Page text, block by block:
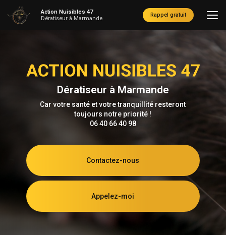
au
contenu
Action Nuisibles 47
Dératiseur à Marmande
Rappel gratuit
Dératiseur à Marmande
Car votre santé et votre tranquillité resteront
toujours notre priorité !
06 40 66 40 98
Contactez-nous
Appelez-moi